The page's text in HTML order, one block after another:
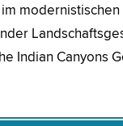
modernistischen
Indian Canyons